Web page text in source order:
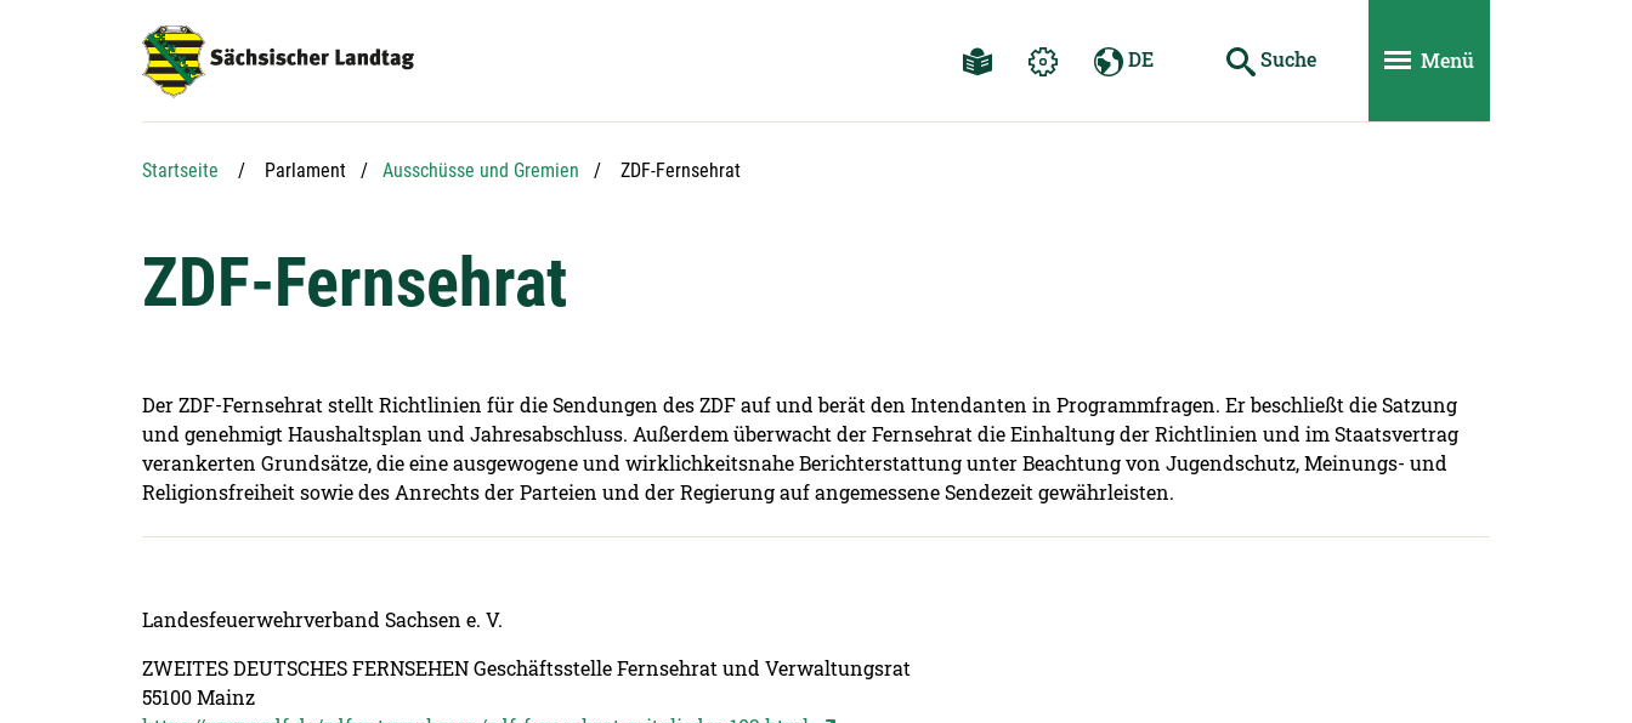
DE Suche Menü
Startseite Parlament Ausschüsse und Gremien Aktuelle Seite:
ZDF-Fernsehrat
ZDF-Fernsehrat
Der ZDF-Fernsehrat stellt Richtlinien für die Sendungen des ZDF auf und berät den Intendanten in Programmfragen. Er beschließt die Satzung
und genehmigt Haushaltsplan und Jahresabschluss. Außerdem überwacht der Fernsehrat die Einhaltung der Richtlinien und im Staatsvertrag
verankerten Grundsätze, die eine ausgewogene und wirklichkeitsnahe Berichterstattung unter Beachtung von Jugendschutz, Meinungs- und
Religionsfreiheit sowie des Anrechts der Parteien und der Regierung auf angemessene Sendezeit gewährleisten.
Landesfeuerwehrverband Sachsen e. V.
ZWEITES DEUTSCHES FERNSEHEN Geschäftsstelle Fernsehrat und Verwaltungsrat
55100 Mainz